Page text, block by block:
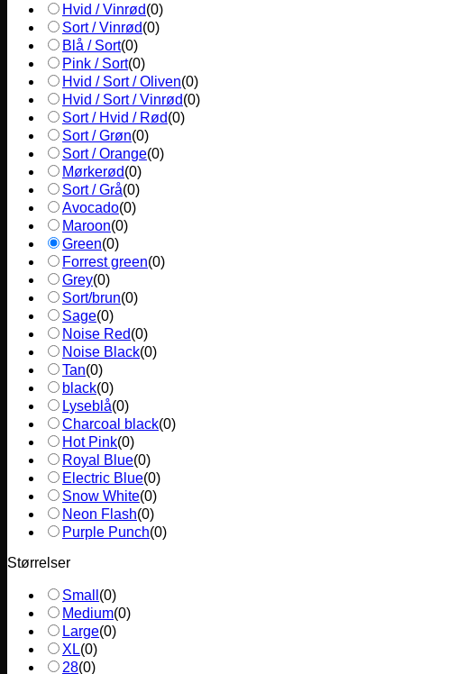
Hvid / Vinrød(0)
Sort / Vinrød(0)
Blå / Sort(0)
Pink / Sort(0)
Hvid / Sort / Oliven(0)
Hvid / Sort / Vinrød(0)
Sort / Hvid / Rød(0)
Sort / Grøn(0)
Sort / Orange(0)
Mørkerød(0)
Sort / Grå(0)
Avocado(0)
Maroon(0)
Green(0)
Forrest green(0)
Grey(0)
Sort/brun(0)
Sage(0)
Noise Red(0)
Noise Black(0)
Tan(0)
black(0)
Lyseblå(0)
Charcoal black(0)
Hot Pink(0)
Royal Blue(0)
Electric Blue(0)
Snow White(0)
Neon Flash(0)
Purple Punch(0)
Størrelser
Small (0)
Medium(0)
Large(0)
XL(0)
28(0)